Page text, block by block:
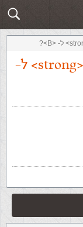
שלח תשובה
מה ההבדלבין התגים: <strong> ל-